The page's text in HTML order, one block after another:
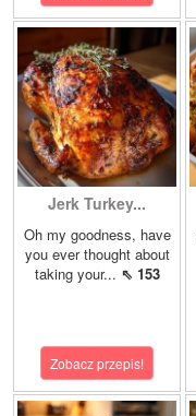
Jerk Turkey...
Oh my goodness, have
you ever thought about
taking your... ⇖ 153
Zobacz przepis!